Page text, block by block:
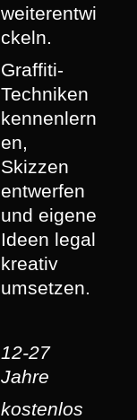
weiterentwi
ckeln.
Graffiti-
Techniken
kennenlern
en,
Skizzen
entwerfen
und eigene
Ideen legal
kreativ
umsetzen.
12-27
Jahre
kostenlos